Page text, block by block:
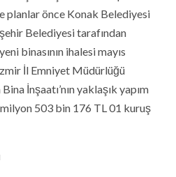
planlar önce Konak Belediyesi
Belediyesi tarafından
binasının ihalesi mayıs
İl Emniyet Müdürlüğü
İnşaatı’nın yaklaşık yapım
503 bin 176 TL 01 kuruş